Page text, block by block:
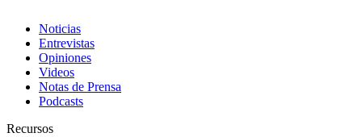
Noticias
Entrevistas
Opiniones
Videos
Notas de Prensa
Podcasts
Recursos